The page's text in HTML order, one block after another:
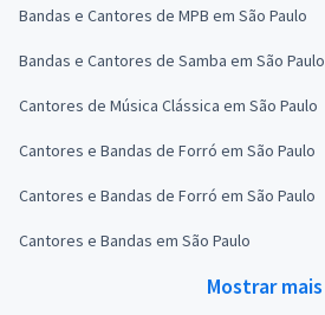
Bandas e Cantores de MPB em São Paulo
Bandas e Cantores de Samba em São Paulo
Cantores de Música Clássica em São Paulo
Cantores e Bandas de Forró em São Paulo
Cantores e Bandas de Forró em São Paulo
Cantores e Bandas em São Paulo
Mostrar mais